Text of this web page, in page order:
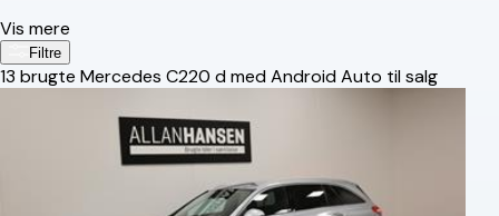
Vis mere
Filtre
13 brugte Mercedes C220 d med Android Auto til salg